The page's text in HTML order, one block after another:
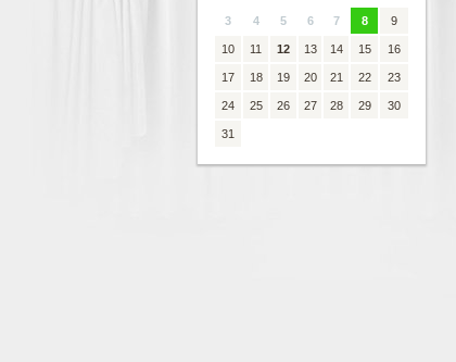
3 4 5 6 7 8 9
10 11 12 13 14 15 16
17 18 19 20 21 22 23
24 25 26 27 28 29 30
31